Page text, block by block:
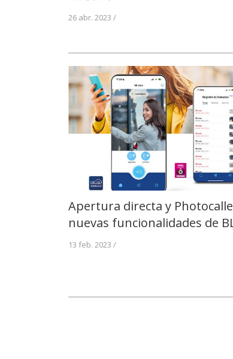
26 abr. 2023 /
Apertura directa y
nuevas funcionalidades de
13 feb. 2023 /